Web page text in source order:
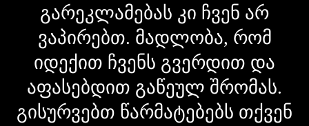
გარეკლამებას კი ჩვენ არ
ვაპირებთ. მადლობა, რომ
იდექით ჩვენს გვერდით და
აფასებდით გაწეულ შრომას.
გისურვებთ წარმატებებს თქვენ